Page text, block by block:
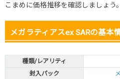
こまめに価格推移を確認しましょう。
メガラティアスex SARの基本
種類/レアリティ
封入パック